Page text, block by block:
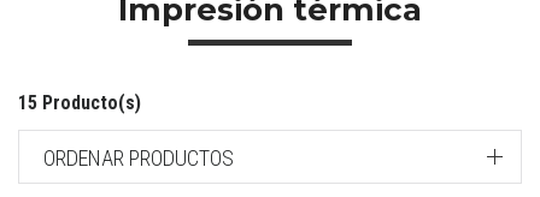
Impresión térmica
15 Producto(s)
ORDENAR PRODUCTOS